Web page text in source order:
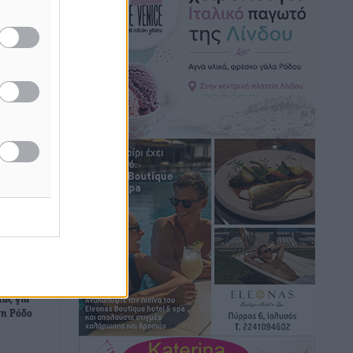
για
Ρόδο
Βασίλης Υψηλάντης: Ξεμπλοκάρει η
έκδοση και παραχώρηση οριστικών
τίτλων κυριότητας για 224 εργατικές
κατοικίες στη Ρόδο
Τοπικές Ειδήσεις πριν 46 λεπτά
μετακίνησης του Πανελληνίου
Πρωταθλήματος Κ20 στα σωματεία
Αθλητικά• πριν 50 λεπτά
Ευρωπαϊκό Πρωτάθλημα Στίβου: Πότε
αγωνίζονται η Μαγκούλια, η
Σπανουδάκη και ο Κριτούλης
πριν 51 λεπτά
Εθνική Παίδων: Ο Χριστοδούλου και η
καλύτερη φουρνιά των τελευταίων